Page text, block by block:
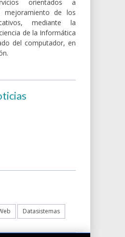
orientados a
mejoramiento de los
mediante la
de la Informática
del computador, en
Datasistemas